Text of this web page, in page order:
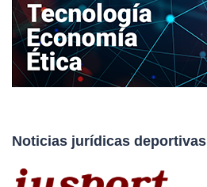
Noticias jurídicas deportivas